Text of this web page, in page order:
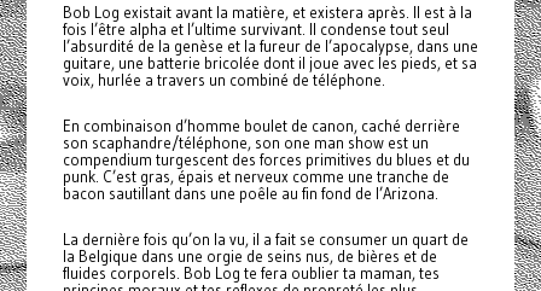
Bob Log existait avant la matière, et existera après. Il est à la
fois l’être alpha et l’ultime survivant. Il condense tout seul
l’absurdité de la genèse et la fureur de l’apocalypse, dans une
guitare, une batterie bricolée dont il joue avec les pieds, et sa
voix, hurlée a travers un combiné de téléphone.
En combinaison d’homme boulet de canon, caché derrière
son scaphandre/téléphone, son one man show est un
compendium turgescent des forces primitives du blues et du
punk. C’est gras, épais et nerveux comme une tranche de
bacon sautillant dans une poêle au fin fond de l’Arizona.
La dernière fois qu’on la vu, il a fait se consumer un quart de
la Belgique dans une orgie de seins nus, de bières et de
fluides corporels. Bob Log te fera oublier ta maman, tes